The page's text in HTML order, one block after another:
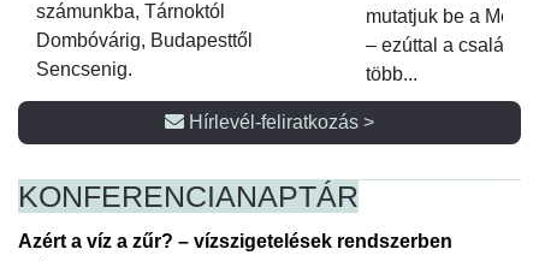
számunkba, Tárnoktól
Dombóvárig, Budapesttől
Sencsenig.
mutatjuk be a
– ezúttal a családi
több...
Hírlevél-feliratkozás >
KONFERENCIANAPTÁR
Azért a víz a zűr? – vízszigetelések rendszerben